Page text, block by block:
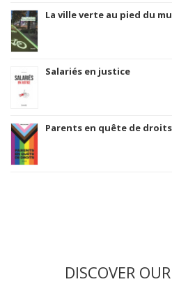
La ville verte au pied du
Salariés en justice
Parents en quête de droits
DISCOVER